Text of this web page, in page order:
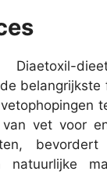
belangrijkste
vet voor
natuurlijke